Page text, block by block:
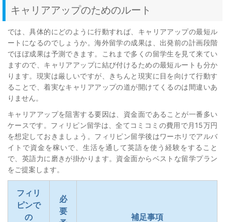
キャリアアップのためのルート
では、具体的にどのように行動すれば、キャリアアップの最短ル
ートになるのでしょうか。海外留学の成果は、出発前の計画段階
でほぼ成果は予測できます。これまで多くの留学生を見て来てい
ますので、キャリアアップに結び付けるための最短ルートも分か
ります。現実は厳しいですが、きちんと現実に目を向けて行動す
ることで、着実なキャリアアップの道が開けてくるのは間違いあ
りません。
キャリアアップを阻害する要因は、資金面であることが一番多い
ケースです。フィリピン留学は、全てコミコミの費用で月15万円
を想定しておきましょう。フィリピン留学後はワーホリでアルバ
イトで資金を稼いで、生活を通して英語を使う経験をすること
で、英語力に磨きが掛かります。資金面からベストな留学プラン
をご提案します。
フィリ
ピンで
の
必
要
補足事項